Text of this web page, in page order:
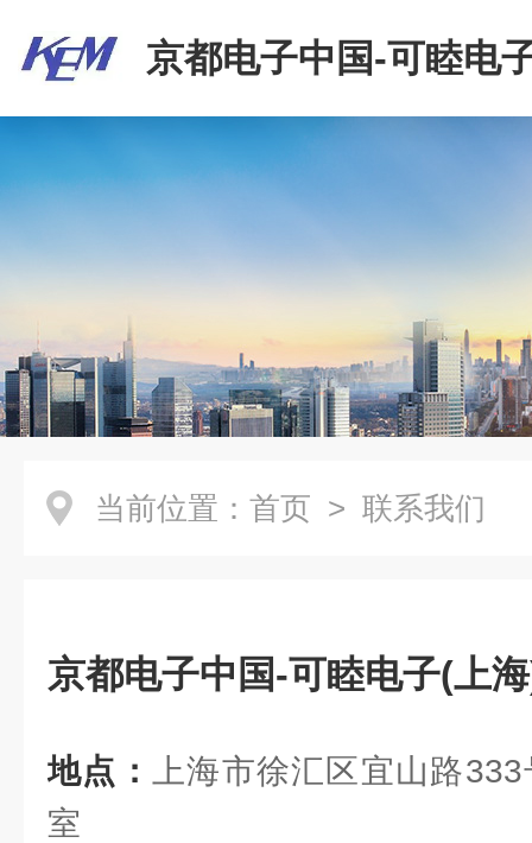
京都电子中国-可睦电
商贸有限公司
当前位置： 首页 > 联系我们
京都电子中国-可睦电子(上
地点：
上海市徐汇区宜山路
室